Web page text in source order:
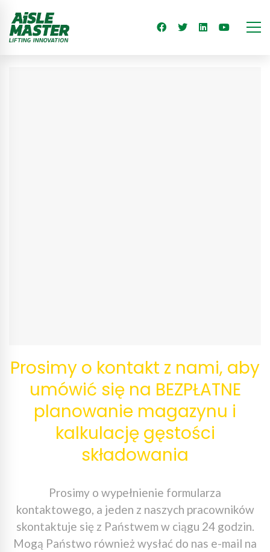
Prosimy o kontakt z nami, aby
umówić się na BEZPŁATNE
planowanie magazynu i
kalkulację gęstości
składowania
Prosimy o wypełnienie formularza
kontaktowego, a jeden z naszych pracowników
skontaktuje się z Państwem w ciągu 24 godzin.
Mogą Państwo również wysłać do nas e-mail na